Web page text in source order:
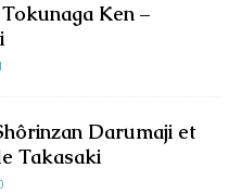
Ken –
Darumaji et
Takasaki